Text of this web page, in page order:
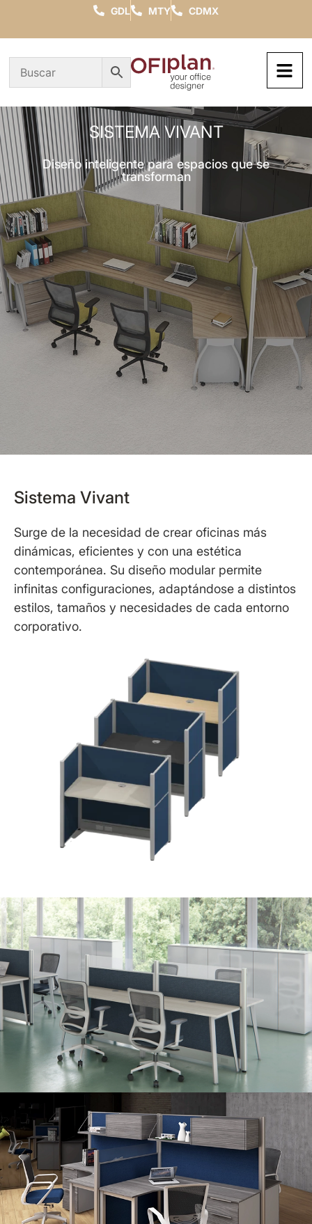
GDL MTY CDMX
SISTEMA VIVANT
Diseño inteligente para espacios que se
transforman
Sistema Vivant
Surge de la necesidad de crear oficinas más
dinámicas, eficientes y con una estética
contemporánea. Su diseño modular permite
infinitas configuraciones, adaptándose a distintos
estilos, tamaños y necesidades de cada entorno
corporativo.